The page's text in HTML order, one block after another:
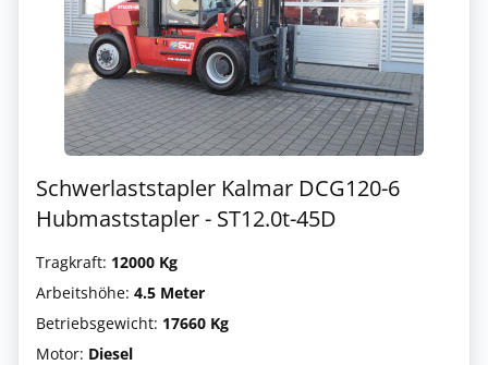
Schwerlaststapler Kalmar DCG120-6
Hubmaststapler - ST12.0t-45D
Tragkraft: 12000 Kg
Arbeitshöhe: 4.5 Meter
Betriebsgewicht: 17660 Kg
Motor: Diesel